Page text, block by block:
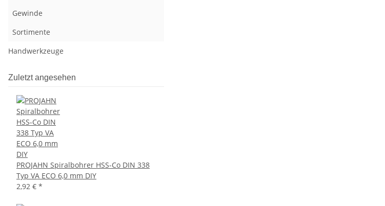
Gewinde
Sortimente
Handwerkzeuge
Zuletzt angesehen
PROJAHN Spiralbohrer HSS-Co DIN 338
Typ VA ECO 6,0 mm DIY
2,92 € *